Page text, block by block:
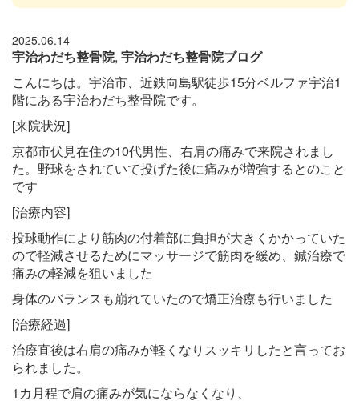
2025.06.14
宇治わだち整骨院, 宇治わだち整骨院ブログ
こんにちは。宇治市、近鉄向島駅徒歩15分ベルファ宇治1
階にある宇治わだち整骨院です。
[来院状況]
京都市伏見在住の10代男性、右肩の痛みで来院されまし
た。野球をされていて投げた後に痛みが増強するとのこと
です
[治療内容]
投球動作により筋肉の付着部に負担が大きくかかっていた
ので軽減させるためにマッサージで筋肉を緩め、鍼治療で
痛みの軽減を狙いました
身体のバランスも崩れていたので矯正治療も行いました
[治療経過]
治療直後は右肩の痛みが軽くなりスッキリしたと言ってお
られました。
1カ月程で肩の痛みが気にならなくなり、